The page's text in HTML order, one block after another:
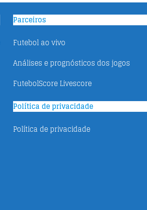
Parceiros
Futebol ao vivo
Análises e prognósticos dos jogos
FutebolScore Livescore
Política de privacidade
Política de privacidade